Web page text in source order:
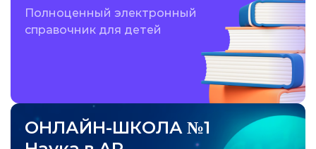
Полноценный электронный
справочник для детей
ОНЛАЙН-ШКОЛА №1